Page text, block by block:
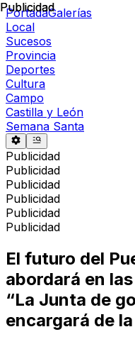
PortadaGalerías
Local
Sucesos
Provincia
Deportes
Cultura
Campo
Castilla y León
Semana Santa
Publicidad
Publicidad
Publicidad
Publicidad
Publicidad
Publicidad
Publicidad
El futuro del
abordará en
“La Junta de
encargará de
Publicidad